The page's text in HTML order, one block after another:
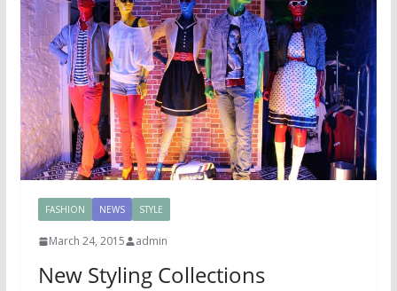
FASHION NEWS STYLE
March 24, 2015 admin
New Styling Collections